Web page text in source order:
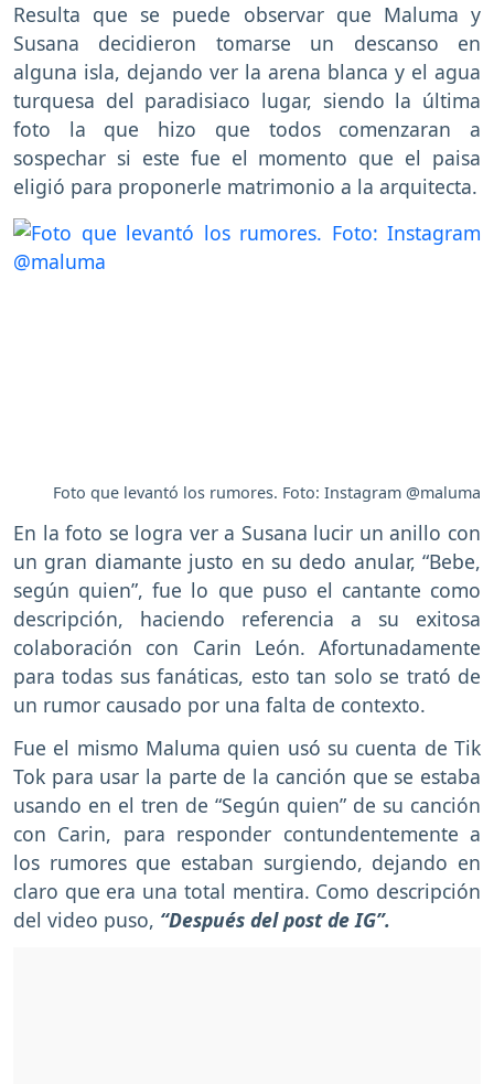
Resulta que se puede observar que Maluma y
Susana decidieron tomarse un descanso en
alguna isla, dejando ver la arena blanca y el agua
turquesa del paradisiaco lugar, siendo la última
foto la que hizo que todos comenzaran a
sospechar si este fue el momento que el paisa
eligió para proponerle matrimonio a la arquitecta.
Foto que levantó los rumores. Foto: Instagram @maluma
En la foto se logra ver a Susana lucir un anillo con
un gran diamante justo en su dedo anular, “Bebe,
según quien”, fue lo que puso el cantante como
descripción, haciendo referencia a su exitosa
colaboración con Carin León. Afortunadamente
para todas sus fanáticas, esto tan solo se trató de
un rumor causado por una falta de contexto.
Fue el mismo Maluma quien usó su cuenta de Tik
Tok para usar la parte de la canción que se estaba
usando en el tren de “Según quien” de su canción
con Carin, para responder contundentemente a
los rumores que estaban surgiendo, dejando en
claro que era una total mentira. Como descripción
del video puso, “Después del post de IG”.